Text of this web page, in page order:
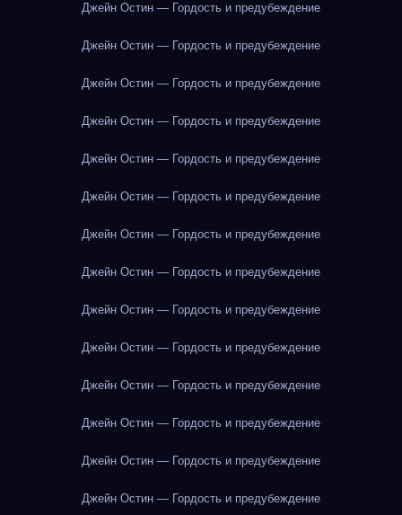
Джейн Остин — Гордость и предубеждение
Джейн Остин — Гордость и предубеждение
Джейн Остин — Гордость и предубеждение
Джейн Остин — Гордость и предубеждение
Джейн Остин — Гордость и предубеждение
Джейн Остин — Гордость и предубеждение
Джейн Остин — Гордость и предубеждение
Джейн Остин — Гордость и предубеждение
Джейн Остин — Гордость и предубеждение
Джейн Остин — Гордость и предубеждение
Джейн Остин — Гордость и предубеждение
Джейн Остин — Гордость и предубеждение
Джейн Остин — Гордость и предубеждение
Джейн Остин — Гордость и предубеждение